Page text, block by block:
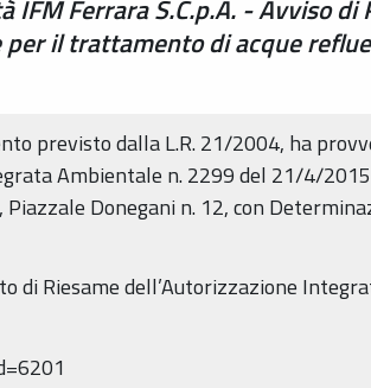
Ferrara S.C.p.A. - Avviso di
il trattamento di acque
previsto dalla L.R. 21/2004, ha
Ambientale n. 2299 del 21/4/
Donegani n. 12, con
di Riesame dell’Autorizzazione